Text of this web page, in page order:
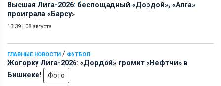
Высшая Лига-2026: беспощадный «Дордой», «Алга»
проиграла «Барсу»
13:39 | 08 августа
ГЛАВНЫЕ НОВОСТИ / ФУТБОЛ
Жогорку Лига-2026: «Дордой» громит «Нефтчи» в
Бишкеке!
Фото